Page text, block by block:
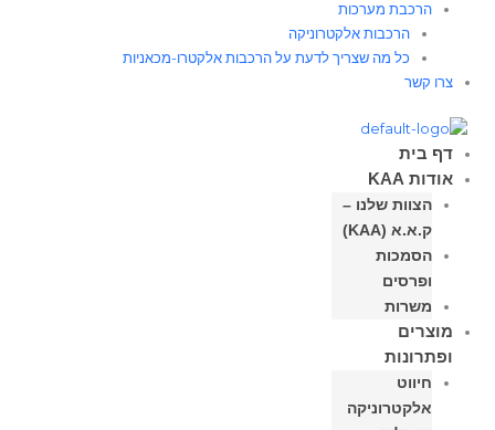
הרכבת מערכות
הרכבות אלקטרוניקה
כל מה שצריך לדעת על הרכבות אלקטרו-מכאניות
צרו קשר
דף בית
אודות KAA
הצוות שלנו –
ק.א.א (KAA)
הסמכות
ופרסים
משרות
מוצרים
ופתרונות
חיווט
אלקטרוניקה